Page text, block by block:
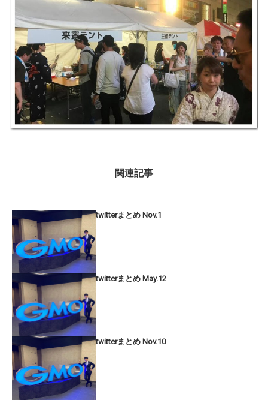
関連記事
twitterまとめ Nov.1
twitterまとめ May.12
twitterまとめ Nov.10